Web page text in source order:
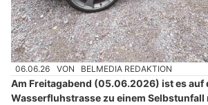
06.06.26 VON BELMEDIA REDAKTION
Am Freitagabend (05.06.2026) ist es auf
Wasserfluhstrasse zu einem Selbstunfall